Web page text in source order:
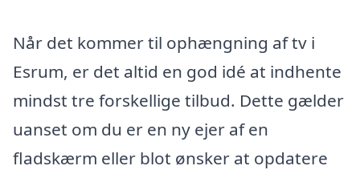
Når det kommer til ophængning af tv i
Esrum, er det altid en god idé at indhente
mindst tre forskellige tilbud. Dette gælder
uanset om du er en ny ejer af en
fladskærm eller blot ønsker at opdatere